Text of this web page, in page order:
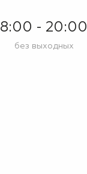
8:00 - 20:00
без выходных